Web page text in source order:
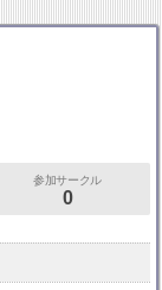
参加サークル
0